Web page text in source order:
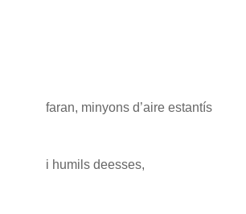
faran, minyons d’aire estantís
i humils deesses,